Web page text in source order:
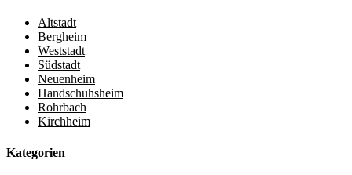
Altstadt
Bergheim
Weststadt
Südstadt
Neuenheim
Handschuhsheim
Rohrbach
Kirchheim
Kategorien